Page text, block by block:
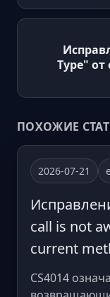
Type"
ПОХОЖИЕ
2026-07-21
call is not
current
CS4014